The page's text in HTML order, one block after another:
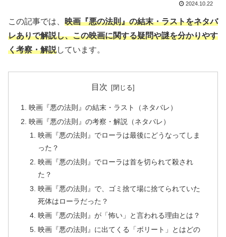
2024.10.22
この記事では、 映画『悪の法則』の結末・ラストをネタバ
レありで解説し、この映画に関する疑問や謎を分かりやす
く考察・解説しています。
目次
映画『悪の法則』の結末・ラスト（ネタバレ）
映画『悪の法則』の考察・解説（ネタバレ）
映画『悪の法則』でローラは最後にどうなってしま
った？
映画『悪の法則』でローラは首を切られて殺され
た？
映画『悪の法則』で、ゴミ捨て場に捨てられていた
死体はローラだった？
映画『悪の法則』が「怖い」と言われる理由とは？
映画『悪の法則』に出てくる「ボリート」とはどの